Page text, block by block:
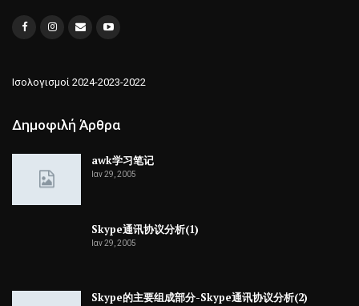
Ισολογισμοί 2024-2023-2022
Δημοφιλή Άρθρα
awk学习笔记
Ιαν 29, 2005
Skype通讯协议分析(1)
Ιαν 29, 2005
Skype的主要组成部分-Skype通讯协议分析(2)